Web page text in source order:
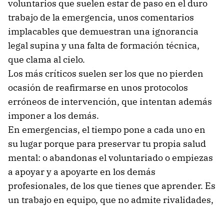
voluntarios que suelen estar de paso en el duro
trabajo de la emergencia, unos comentarios
implacables que demuestran una ignorancia
legal supina y una falta de formación técnica,
que clama al cielo.
Los más críticos suelen ser los que no pierden
ocasión de reafirmarse en unos protocolos
erróneos de intervención, que intentan además
imponer a los demás.
En emergencias, el tiempo pone a cada uno en
su lugar porque para preservar tu propia salud
mental: o abandonas el voluntariado o empiezas
a apoyar y a apoyarte en los demás
profesionales, de los que tienes que aprender. Es
un trabajo en equipo, que no admite rivalidades,